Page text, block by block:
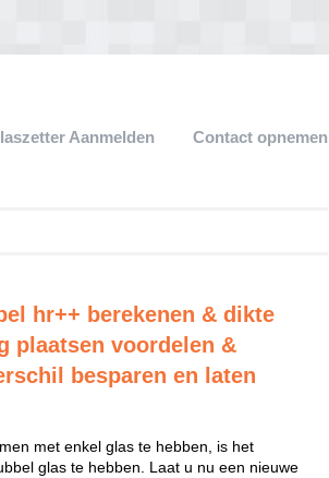
Aanmelden Contact opnemen
hr++ berekenen & dikte
plaatsen voordelen &
besparen en laten
met enkel glas te hebben, is het
glas te hebben. Laat u nu een nieuwe